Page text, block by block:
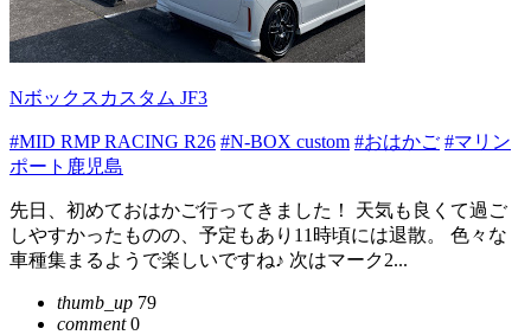
Nボックスカスタム JF3
#MID RMP RACING R26 #N-BOX custom #おはかご #マリン
ポート鹿児島
先日、初めておはかご行ってきました！ 天気も良くて過ご
しやすかったものの、予定もあり11時頃には退散。 色々な
車種集まるようで楽しいですね♪ 次はマーク2...
thumb_up 79
comment0